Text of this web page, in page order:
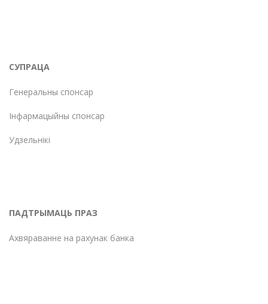
СУПРАЦА
Генеральны спонсар
Інфармацыйны спонсар
Удзельнікі
ПАДТРЫМАЦЬ ПРАЗ
Ахвяраванне на рахунак банка